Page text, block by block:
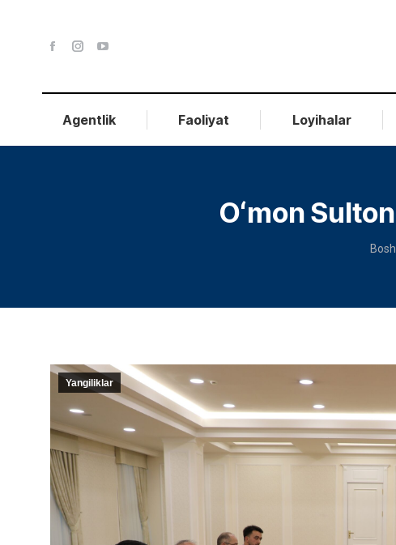
Agentlik Faoliyat Loyihalar
Oʻmon
Yangiliklar